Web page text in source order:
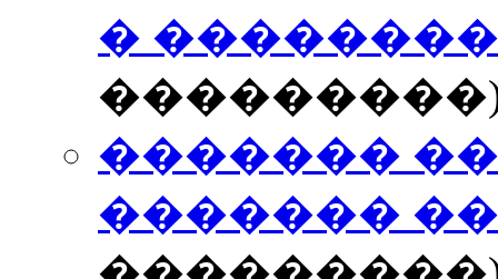
�
�������
�������